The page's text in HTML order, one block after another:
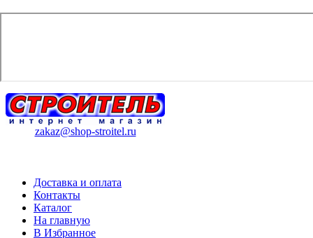
zakaz@shop-stroitel.ru
Доставка и оплата
Контакты
Каталог
На главную
В Избранное